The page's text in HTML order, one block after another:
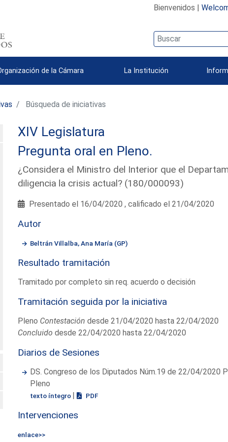
Bienvenidos |
de la Cámara La Institución
Búsqueda de iniciativas
XIV Legislatura
Pregunta oral en Pleno.
¿Considera el Ministro del Interior que el
diligencia la crisis actual? (180/000093)
Presentado el 16/04/2020 , calificado el 21/04/2020
Autor
Beltrán Villalba, Ana María (GP)
Resultado tramitación
Tramitado por completo sin req. acuerdo o decisión
Tramitación seguida por la iniciativa
Pleno Contestación desde 21/04/2020 hasta 22/04/2020
Concluido desde 22/04/2020 hasta 22/04/2020
Diarios de Sesiones
DS. Congreso de los Diputados Núm.19 de 22/04/2020
Pleno
texto íntegro | PDF
Intervenciones
enlace>>